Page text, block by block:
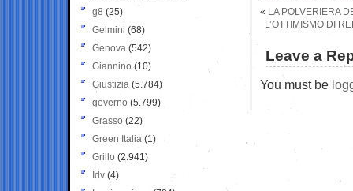
« LA POLVERIERA
L’OTTIMISMO DI
Leave a
You must be
g8 (25)
Gelmini (68)
Genova (542)
Giannino (10)
Giustizia (5.784)
governo (5.799)
Grasso (22)
Green Italia (1)
Grillo (2.941)
Idv (4)